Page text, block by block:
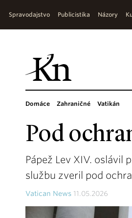
Spravodajstvo Publicistika Názory
Domáce Zahraničné Vatikán
Pod
Pápež Lev XIV. oslávil
službu zveril pod
Vatican News 11.05.2026